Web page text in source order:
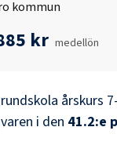
kommun
kr medellön
årskurs
i den 41.2:e